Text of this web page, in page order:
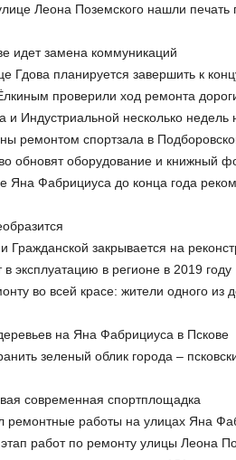
Леона Поземского нашли
идет замена коммуникаций
Гдова планируется завершить к
проверили ход ремонта
Индустриальной несколько недель
ремонтом спортзала в
обновят оборудование и книжный
Яна Фабрициуса до конца года
закрывается на
эксплуатацию в регионе в 2019 году
во всей красе: жители одного из
на Яна Фабрициуса в Пскове
зеленый облик города –
современная спортплощадка
ремонтные работы на улицах Яна
работ по ремонту улицы Леона